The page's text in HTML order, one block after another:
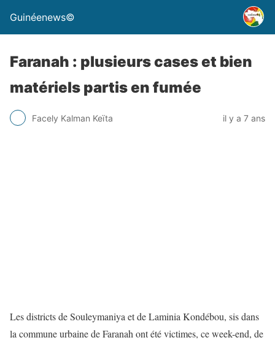
Guinéenews©
Faranah : plusieurs cases et bien
matériels partis en fumée
Facely Kalman Keïta il y a 7 ans
Les districts de Souleymaniya et de Laminia Kondébou, sis dans
la commune urbaine de Faranah ont été victimes, ce week-end, de